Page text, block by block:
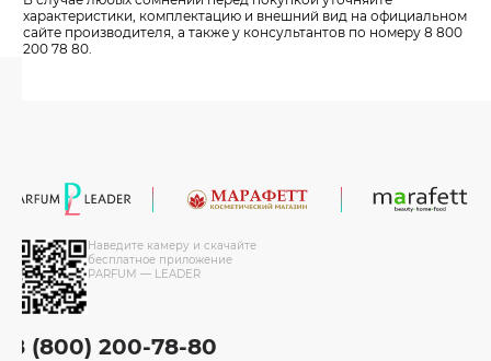
характеристики, комплектацию и внешний вид на официальном
сайте производителя, а также у консультантов по номеру 8 800
200 78 80.
Наведите камеру и скачайте
бесплатное приложение
PARFUM — LEADER
8 (800) 200-78-80